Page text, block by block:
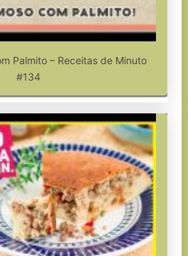
Palmito – Receitas de Minuto
#134